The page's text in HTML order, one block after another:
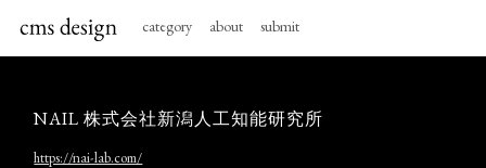
category about submit
NAIL 株式会社新潟人工知能研究所
https://nai-lab.com/